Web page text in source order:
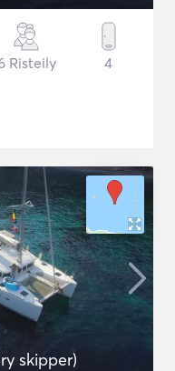
Risteily 4
skipper)